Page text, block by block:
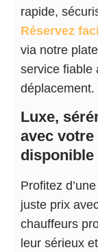
rapide,
Réservez
via notre
service fiable
déplacement.
Luxe,
avec votre
disponible
Profitez
juste prix
chauffeurs
leur sérieux